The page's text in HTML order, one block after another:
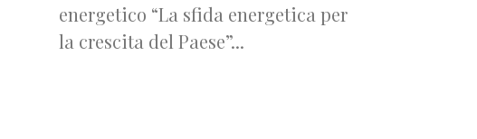
energetico “La sfida energetica per
la crescita del Paese”...